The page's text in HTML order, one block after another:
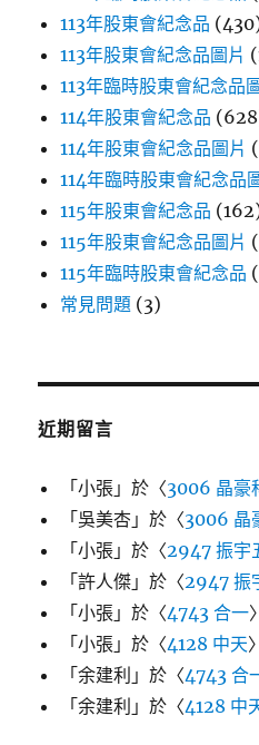
113年股東會紀念品
113年股東會紀念品圖片
113年臨時股東會紀念品
114年股東會紀念品
114年股東會紀念品圖片
114年臨時股東會紀念品
115年股東會紀念品
115年股東會紀念品圖片
115年臨時股東會紀念品
常見問題 (3)
近期留言
「小張 」於〈3006 晶豪
「吳美杏 」於〈3006 晶
「小張 」於〈2947 振宇
「許人傑 」於〈2947 振
「小張 」於〈4743 合一
「小張 」於〈4128 中天
「余建利 」於〈4743 合
「余建利 」於〈4128 中